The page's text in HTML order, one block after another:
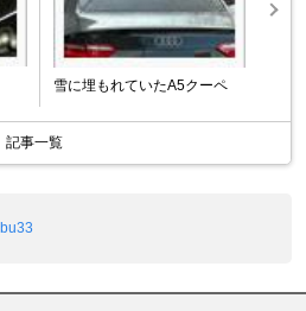
雪に埋もれていたA5クーペ
記事一覧